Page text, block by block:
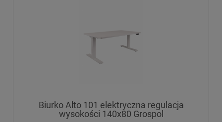
Biurko Alto 101 elektryczna regulacja
wysokości 140x80 Grospol